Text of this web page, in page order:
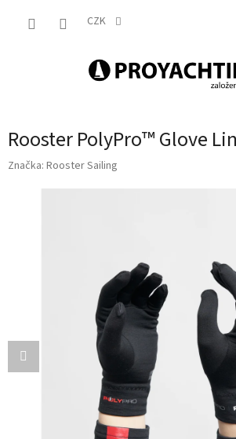
CZK
Rooster PolyPro™ Glove
Značka: Rooster Sailing